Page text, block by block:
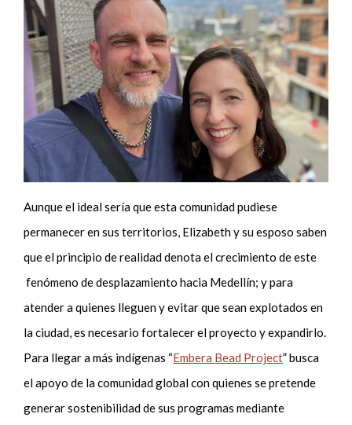
Aunque el ideal sería que esta comunidad pudiese
permanecer en sus territorios, Elizabeth y su esposo saben
que el principio de realidad denota el crecimiento de este
fenómeno de desplazamiento hacia Medellín; y para
atender a quienes lleguen y evitar que sean explotados en
la ciudad, es necesario fortalecer el proyecto y expandirlo.
Para llegar a más indígenas “Embera Bead Project” busca
el apoyo de la comunidad global con quienes se pretende
generar sostenibilidad de sus programas mediante